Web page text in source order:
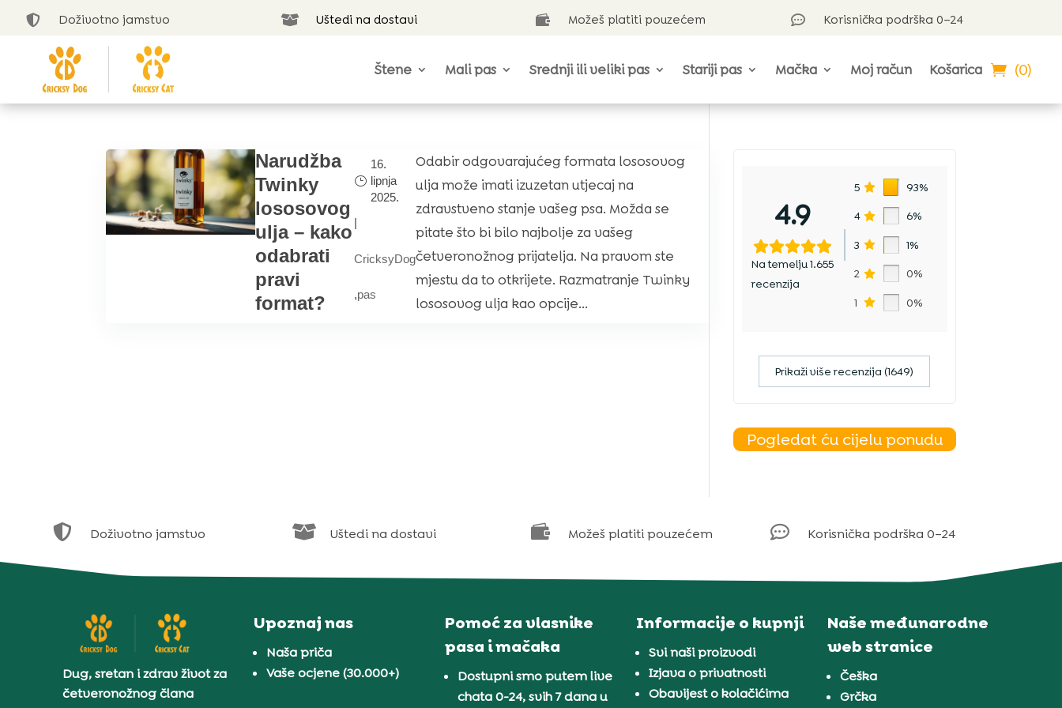
 Doživotno jamstvo  Uštedi na dostavi  Možeš platiti pouzećem  Korisnička podrška 0–24
Štene Mali pas Srednji ili veliki pas Stariji pas Mačka Moj račun Košarica (0)
Narudžba
Twinky
lososovog
ulja – kako
odabrati
pravi
format?
16.
lipnja
2025.
|
CricksyDog
,pas
Odabir odgovarajućeg formata lososovog
ulja može imati izuzetan utjecaj na
zdravstveno stanje vašeg psa. Možda se
pitate što bi bilo najbolje za vašeg
četveronožnog prijatelja. Na pravom ste
mjestu da to otkrijete. Razmatranje Twinky
lososovog ulja kao opcije...
4.9
Na temelju 1.655
recenzija
5 93%
4 6%
3 1%
2 0%
1 0%
Prikaži više recenzija (1649)
Pogledat ću cijelu ponudu
 Doživotno jamstvo  Uštedi na dostavi  Možeš platiti pouzećem  Korisnička podrška 0–24
Dug, sretan i zdrav život za
četveronožnog člana
Upoznaj nas
Naša priča
Vaše ocjene (30.000+)
Pomoć za vlasnike
pasa i mačaka
Dostupni smo putem live
chata 0-24, svih 7 dana u
Informacije o kupnji
Svi naši proizvodi
Izjava o privatnosti
Obavijest o kolačićima
Naše međunarodne
web stranice
Češka
Grčka